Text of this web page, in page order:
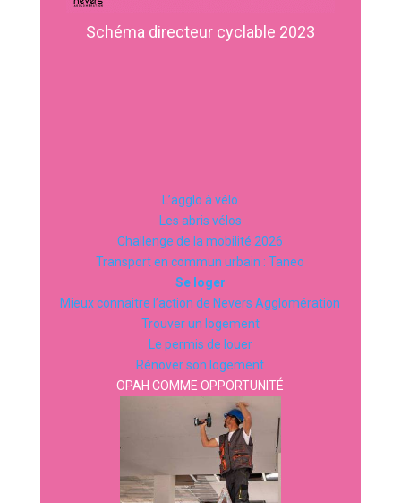
Schéma directeur cyclable 2023
L’agglo à vélo
Les abris vélos
Challenge de la mobilité 2026
Transport en commun urbain : Taneo
Se loger
Mieux connaitre l’action de Nevers Agglomération
Trouver un logement
Le permis de louer
Rénover son logement
OPAH COMME OPPORTUNITÉ